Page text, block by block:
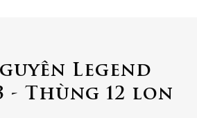
Legend
- Thùng 12 lon